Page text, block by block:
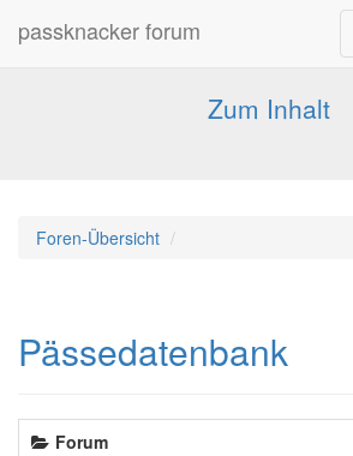
passknacker forum
Forum für alle Pässe-
Zum Inhalt
Foren-Übersicht
Pässedatenbank
Forum